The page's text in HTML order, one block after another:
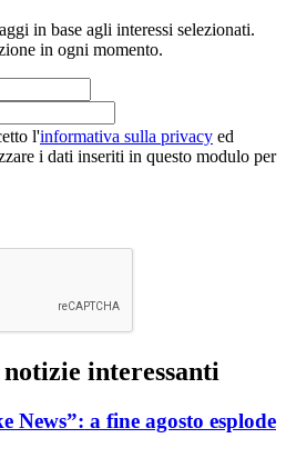
in base agli interessi selezionati.
in ogni momento.
l'informativa sulla privacy ed
i dati inseriti in questo modulo per
interessanti
News”: a fine agosto esplode